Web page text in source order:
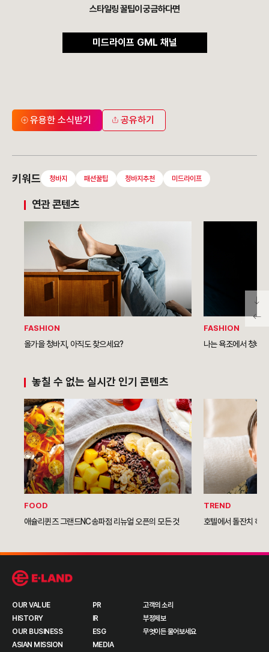
스타일링 꿀팁이 궁금하다면
미드라이프 GML 채널
유용한 소식받기 공유하기
키워드 청바지 패션꿀팁 청바지추천 미드라이프
연관 콘텐츠
FASHION
올가을 청바지, 아직도 찾으세요?
FASHION
나는 욕조에서 청바
놓칠 수 없는 실시간 인기 콘텐츠
FOOD
애슐리퀸즈 그랜드NC송파점 리뉴얼 오픈의 모든 것
TREND
호텔에서 돌잔치 하
OUR VALUE
HISTORY
OUR BUSINESS
ASIAN MISSION
PR
IR
ESG
MEDIA
고객의 소리
부정제보
무엇이든 물어보세요